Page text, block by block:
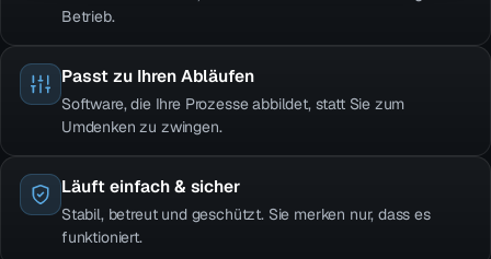
Betrieb.
Passt zu Ihren Abläufen
Software, die Ihre Prozesse abbildet, statt Sie zum
Umdenken zu zwingen.
Läuft einfach & sicher
Stabil, betreut und geschützt. Sie merken nur, dass es
funktioniert.